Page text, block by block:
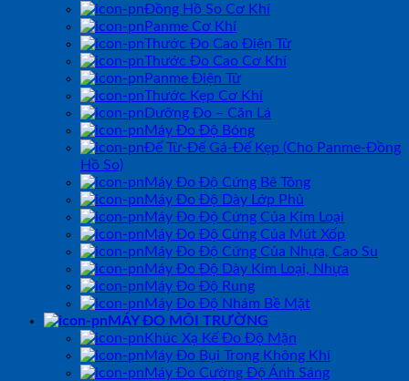
Đồng Hồ So Cơ Khí
Panme Cơ Khí
Thước Đo Cao Điện Tử
Thước Đo Cao Cơ Khí
Panme Điện Tử
Thước Kẹp Cơ Khí
Dưỡng Đo – Căn Lá
Máy Đo Độ Bóng
Đế Từ-Đế Gá-Đế Kẹp (Cho Panme-Đồng
Hồ So)
Máy Đo Độ Cứng Bê Tông
Máy Đo Độ Dày Lớp Phủ
Máy Đo Độ Cứng Của Kim Loại
Máy Đo Độ Cứng Của Mút Xốp
Máy Đo Độ Cứng Của Nhựa, Cao Su
Máy Đo Độ Dày Kim Loại, Nhựa
Máy Đo Độ Rung
Máy Đo Độ Nhám Bề Mặt
MÁY ĐO MÔI TRƯỜNG
Khúc Xạ Kế Đo Độ Mặn
Máy Đo Bụi Trong Không Khí
Máy Đo Cường Độ Ánh Sáng